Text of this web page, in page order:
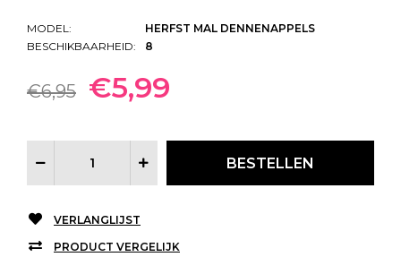
MODEL:
BESCHIKBAARHEID:
HERFST MAL DENNENAPPELS
8
€6,95 €5,99
VERLANGLIJST
PRODUCT VERGELIJK